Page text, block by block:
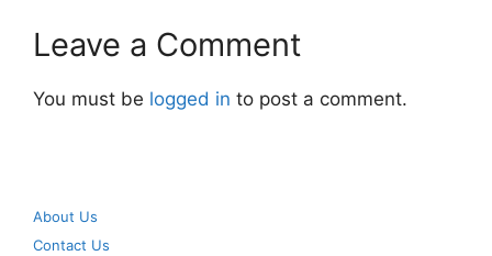
Leave a Comment
You must be logged in to post a comment.
About Us
Contact Us